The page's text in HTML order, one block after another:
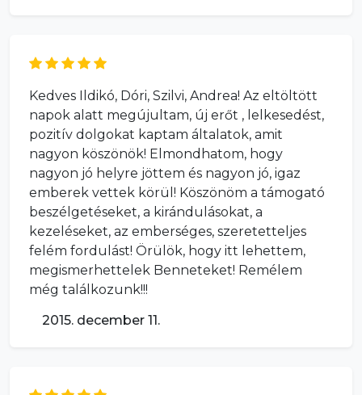
Kedves Ildikó, Dóri, Szilvi, Andrea! Az eltöltött
napok alatt megújultam, új erőt , lelkesedést,
pozitív dolgokat kaptam általatok, amit
nagyon köszönök! Elmondhatom, hogy
nagyon jó helyre jöttem és nagyon jó, igaz
emberek vettek körül! Köszönöm a támogató
beszélgetéseket, a kirándulásokat, a
kezeléseket, az emberséges, szeretetteljes
felém fordulást! Örülök, hogy itt lehettem,
megismerhettelek Benneteket! Remélem
még találkozunk!!!
2015. december 11.